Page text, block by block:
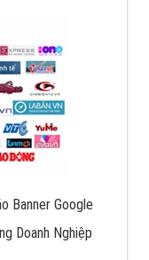
Banner Google
Doanh Nghiệp